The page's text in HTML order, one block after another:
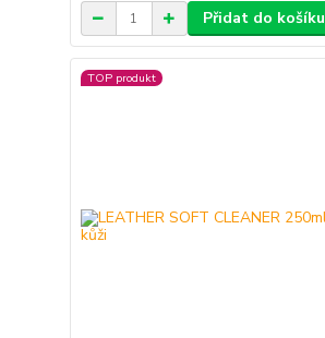
Přidat do košíku
TOP produkt